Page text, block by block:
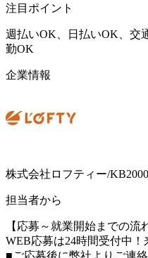
注目ポイント
週払いOK、日払いOK、交
勤OK
企業情報
株式会社ロフティー/
担当者から
【応募～就業開始までの流
WEB応募は24時間受付中
■ご応募後に弊社よりご連絡